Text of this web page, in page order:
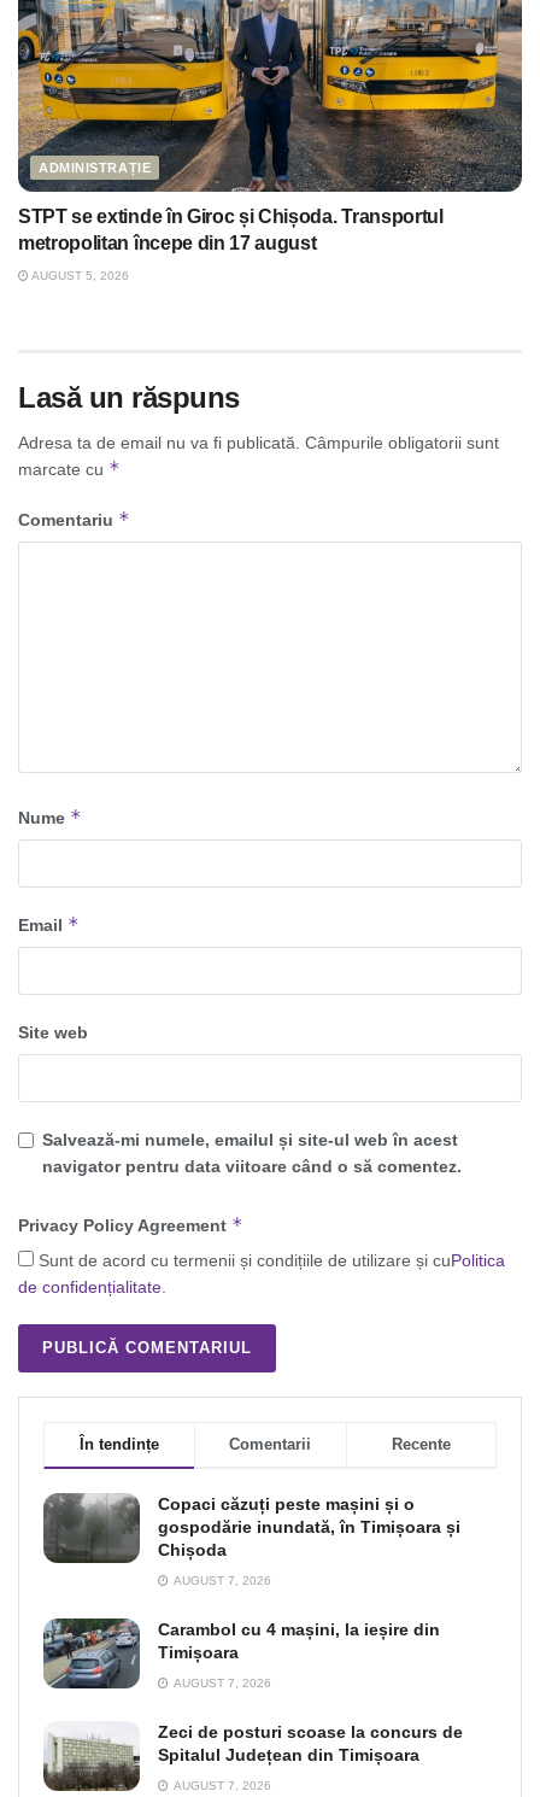
ADMINISTRAȚIE
STPT se extinde în Giroc și Chișoda. Transportul
metropolitan începe din 17 august
AUGUST 5, 2026
Lasă un răspuns
Adresa ta de email nu va fi publicată. Câmpurile obligatorii sunt
marcate cu *
Comentariu *
Nume *
Email *
Site web
Salvează-mi numele, emailul și site-ul web în acest
navigator pentru data viitoare când o să comentez.
Privacy Policy Agreement *
Sunt de acord cu termenii și condițiile de utilizare și cuPolitica
de confidențialitate.
În tendințe Comentarii Recente
Copaci căzuți peste mașini și o
gospodărie inundată, în Timișoara și
Chișoda
AUGUST 7, 2026
Carambol cu 4 mașini, la ieșire din
Timișoara
AUGUST 7, 2026
Zeci de posturi scoase la concurs de
Spitalul Județean din Timișoara
AUGUST 7, 2026